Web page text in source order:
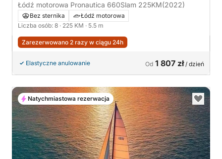
Łódź motorowa Pronautica 660Slam 225KM(2022)
Bez sternika
Łódź motorowa
Liczba osób: 8 · 225 KM · 5.5 m
Zarezerwowano 2 razy w ciągu 24h
Elastyczne anulowanie Od 1 807 zł/ dzień
Natychmiastowa rezerwacja